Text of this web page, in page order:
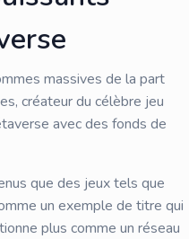
massives de la part
créateur du célèbre jeu
avec des fonds de
que des jeux tels que
un exemple de titre qui
plus comme un réseau